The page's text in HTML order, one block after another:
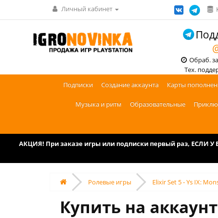
Личный кабинет
Обраб.
Тех.
Подписки
Создание аккаунта Карты
Музыка и ритм Образовательные
АКЦИЯ! При заказе игры или подписки первый раз, ЕСЛИ
Ролевые игры Elixir Set 5 - Ys IX:
Купить на